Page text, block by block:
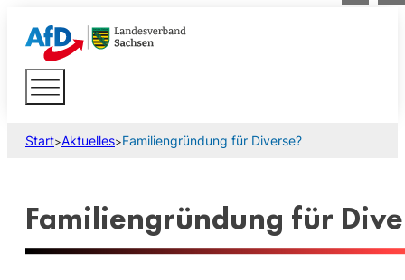
Start>Aktuelles>Familiengründung für Diverse?
Familiengründung für